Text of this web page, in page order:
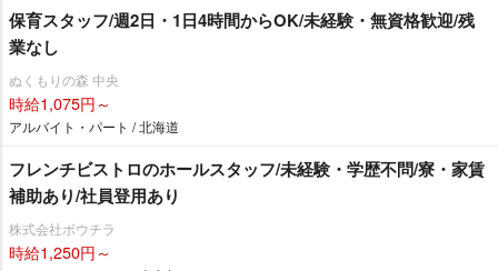
保育スタッフ/週2日・1日4時間からOK/未経験・無資格歓迎/残
業なし
ぬくもりの森 中央
時給1,075円～
アルバイト・パート / 北海道
フレンチビストロのホールスタッフ/未経験・学歴不問/寮・家賃
補助あり/社員登用あり
株式会社ボウチラ
時給1,250円～